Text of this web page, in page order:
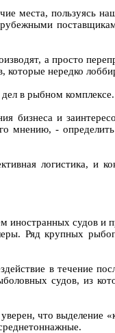
места, пользуясь
а просто
которые нередко
в рыбном комплексе.
бизнеса и
мнению, -
логистика, и
иностранных судов
Ряд крупных
в течение
судов, из
что выделение